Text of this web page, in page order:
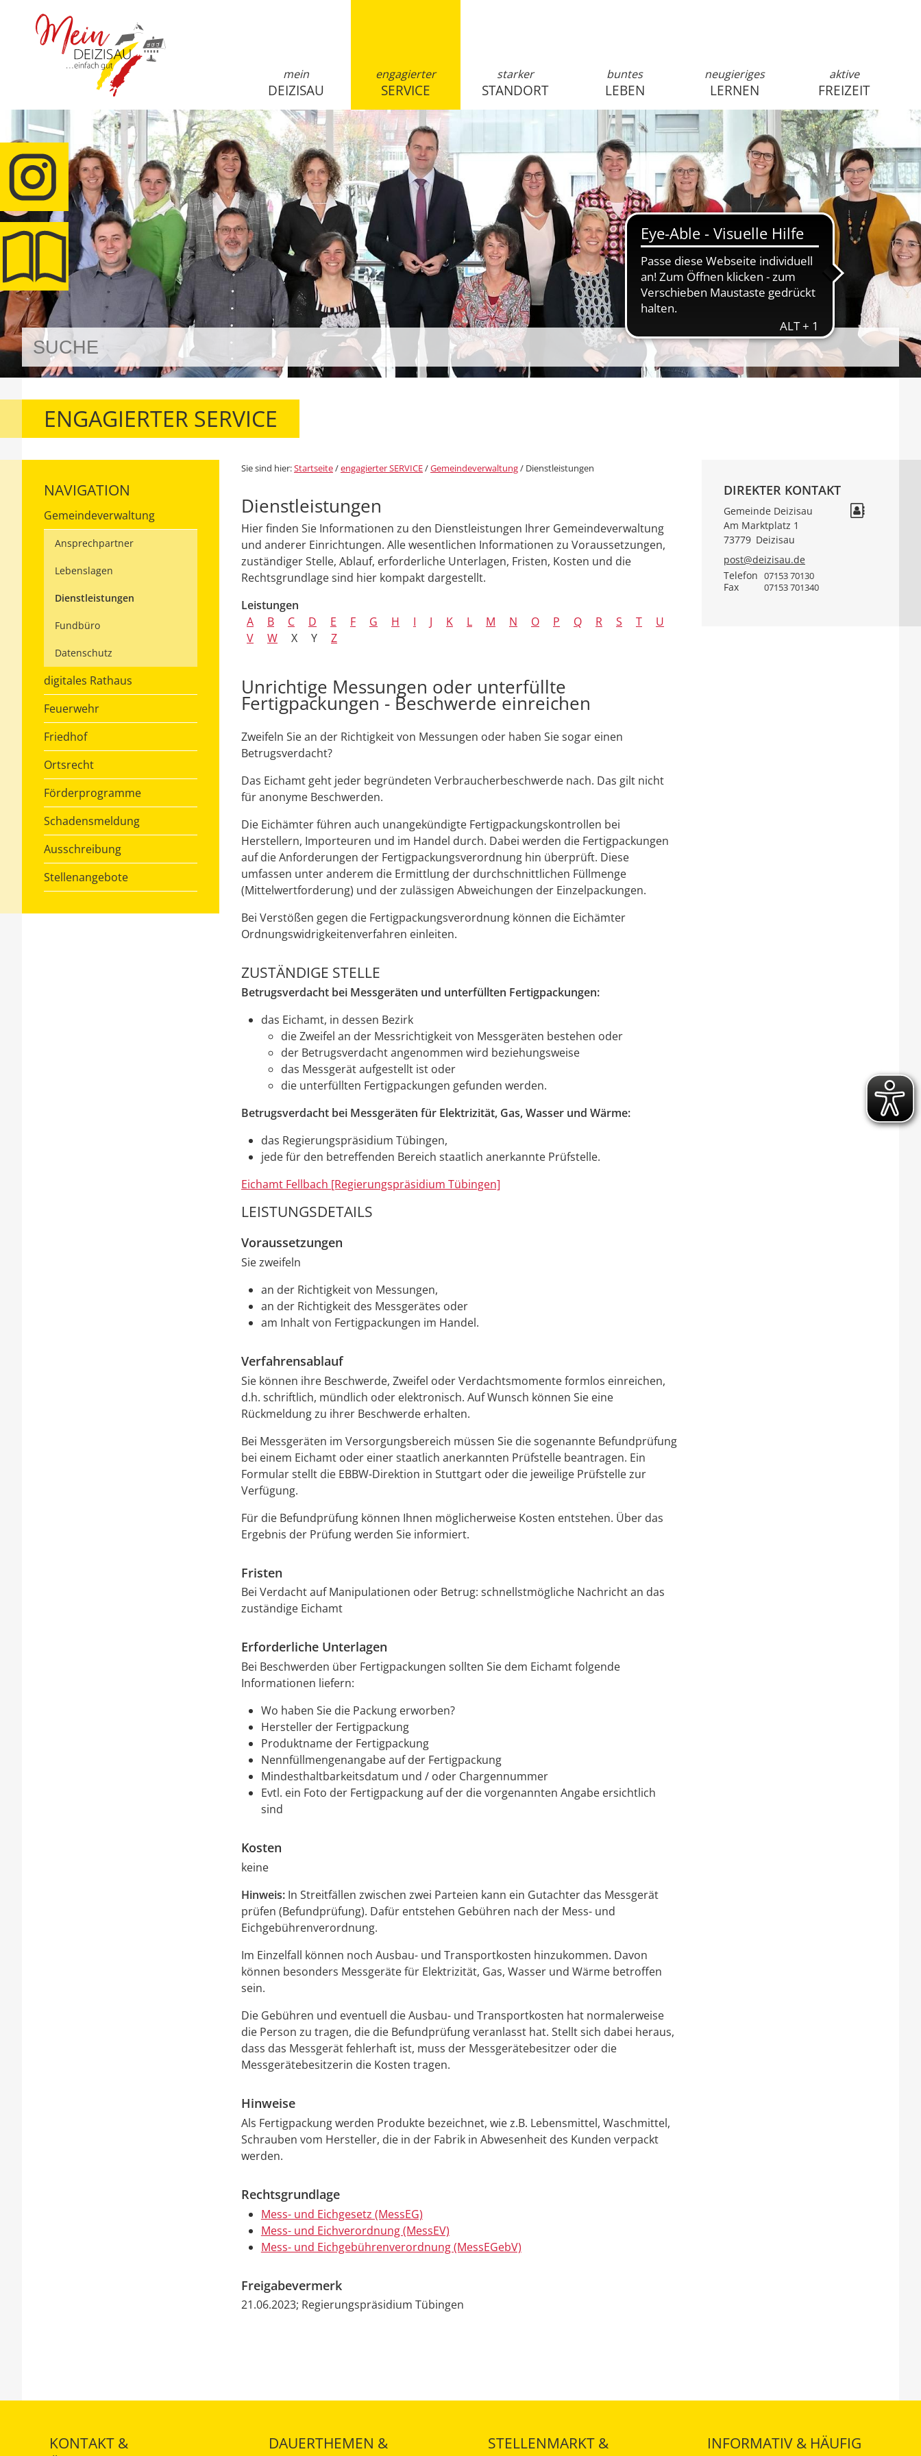
anmelden
mein
DEIZISAU
engagierter
SERVICE
starker
STANDORT
buntes
LEBEN
neugieriges
LERNEN
aktive
FREIZEIT
ENGAGIERTER SERVICE
NAVIGATION
Gemeindeverwaltung
Ansprechpartner
Lebenslagen
Dienstleistungen
Fundbüro
Datenschutz
digitales Rathaus
Feuerwehr
Friedhof
Ortsrecht
Förderprogramme
Schadensmeldung
Ausschreibung
Stellenangebote
Sie sind hier:Startseite/engagierter SERVICE/Gemeindeverwaltung/ Dienstleistungen
Dienstleistungen
Hier finden Sie Informationen zu den Dienstleistungen Ihrer Gemeindeverwaltung
und anderer Einrichtungen. Alle wesentlichen Informationen zu Voraussetzungen,
zuständiger Stelle, Ablauf, erforderliche Unterlagen, Fristen, Kosten und die
Rechtsgrundlage sind hier kompakt dargestellt.
Leistungen
A
B C D E F G H I J K L M N O P Q R S T
U
V
W X Y Z
Unrichtige Messungen oder unterfüllte
Fertigpackungen - Beschwerde einreichen
Zweifeln Sie an der Richtigkeit von Messungen oder haben Sie sogar einen
Betrugsverdacht?
Das Eichamt geht jeder begründeten Verbraucherbeschwerde nach. Das gilt nicht
für anonyme Beschwerden.
Die Eichämter führen auch unangekündigte Fertigpackungskontrollen bei
Herstellern, Importeuren und im Handel durch. Dabei werden die Fertigpackungen
auf die Anforderungen der Fertigpackungsverordnung hin überprüft. Diese
umfassen unter anderem die Ermittlung der durchschnittlichen Füllmenge
(Mittelwertforderung) und der zulässigen Abweichungen der Einzelpackungen.
Bei Verstößen gegen die Fertigpackungsverordnung können die Eichämter
Ordnungswidrigkeitenverfahren einleiten.
ZUSTÄNDIGE STELLE
Betrugsverdacht bei Messgeräten und unterfüllten Fertigpackungen:
das Eichamt, in dessen Bezirk
die Zweifel an der Messrichtigkeit von Messgeräten bestehen oder
der Betrugsverdacht angenommen wird beziehungsweise
das Messgerät aufgestellt ist oder
die unterfüllten Fertigpackungen gefunden werden.
Betrugsverdacht bei Messgeräten für Elektrizität, Gas, Wasser und Wärme:
das Regierungspräsidium Tübingen,
jede für den betreffenden Bereich staatlich anerkannte Prüfstelle.
Eichamt Fellbach [Regierungspräsidium Tübingen]
LEISTUNGSDETAILS
Voraussetzungen
Sie zweifeln
an der Richtigkeit von Messungen,
an der Richtigkeit des Messgerätes oder
am Inhalt von Fertigpackungen im Handel.
Verfahrensablauf
Sie können ihre Beschwerde, Zweifel oder Verdachtsmomente formlos einreichen,
d.h. schriftlich, mündlich oder elektronisch. Auf Wunsch können Sie eine
Rückmeldung zu ihrer Beschwerde erhalten.
Bei Messgeräten im Versorgungsbereich müssen Sie die sogenannte Befundprüfung
bei einem Eichamt oder einer staatlich anerkannten Prüfstelle beantragen. Ein
Formular stellt die EBBW-Direktion in Stuttgart oder die jeweilige Prüfstelle zur
Verfügung.
Für die Befundprüfung können Ihnen möglicherweise Kosten entstehen. Über das
Ergebnis der Prüfung werden Sie informiert.
Fristen
Bei Verdacht auf Manipulationen oder Betrug: schnellstmögliche Nachricht an das
zuständige Eichamt
Erforderliche Unterlagen
Bei Beschwerden über Fertigpackungen sollten Sie dem Eichamt folgende
Informationen liefern:
Wo haben Sie die Packung erworben?
Hersteller der Fertigpackung
Produktname der Fertigpackung
Nennfüllmengenangabe auf der Fertigpackung
Mindesthaltbarkeitsdatum und / oder Chargennummer
Evtl. ein Foto der Fertigpackung auf der die vorgenannten Angabe ersichtlich
sind
Kosten
keine
Hinweis: In Streitfällen zwischen zwei Parteien kann ein Gutachter das Messgerät
prüfen (Befundprüfung). Dafür entstehen Gebühren nach der Mess- und
Eichgebührenverordnung.
Im Einzelfall können noch Ausbau- und Transportkosten hinzukommen. Davon
können besonders Messgeräte für Elektrizität, Gas, Wasser und Wärme betroffen
sein.
Die Gebühren und eventuell die Ausbau- und Transportkosten hat normalerweise
die Person zu tragen, die die Befundprüfung veranlasst hat. Stellt sich dabei heraus,
dass das Messgerät fehlerhaft ist, muss der Messgerätebesitzer oder die
Messgerätebesitzerin die Kosten tragen.
Hinweise
Als Fertigpackung werden Produkte bezeichnet, wie z.B. Lebensmittel, Waschmittel,
Schrauben vom Hersteller, die in der Fabrik in Abwesenheit des Kunden verpackt
werden.
Rechtsgrundlage
Mess- und Eichgesetz (MessEG)
Mess- und Eichverordnung (MessEV)
Mess- und Eichgebührenverordnung (MessEGebV)
Freigabevermerk
21.06.2023; Regierungspräsidium Tübingen
DIREKTER KONTAKT
Gemeinde Deizisau
Am Marktplatz 1
73779 Deizisau
post@deizisau.de
Telefon 07153 70130
Fax 07153 701340
KONTAKT &
DAUERTHEMEN &
STELLENMARKT &
INFORMATIV & HÄUFIG